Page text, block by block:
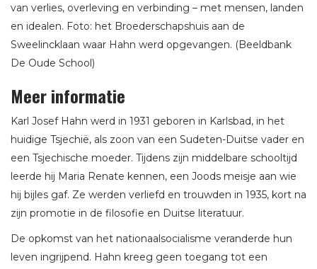
van verlies, overleving en verbinding – met mensen, landen
en idealen. Foto: het Broederschapshuis aan de
Sweelincklaan waar Hahn werd opgevangen. (Beeldbank
De Oude School)
Meer informatie
Karl Josef Hahn werd in 1931 geboren in Karlsbad, in het
huidige Tsjechië, als zoon van een Sudeten-Duitse vader en
een Tsjechische moeder. Tijdens zijn middelbare schooltijd
leerde hij Maria Renate kennen, een Joods meisje aan wie
hij bijles gaf. Ze werden verliefd en trouwden in 1935, kort na
zijn promotie in de filosofie en Duitse literatuur.
De opkomst van het nationaalsocialisme veranderde hun
leven ingrijpend. Hahn kreeg geen toegang tot een